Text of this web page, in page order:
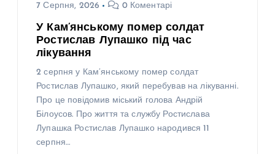
7 Серпня, 2026 0 Коментарі
У Кам’янському помер солдат
Ростислав Лупашко під час
лікування
2 серпня у Кам’янському помер солдат
Ростислав Лупашко, який перебував на лікуванні.
Про це повідомив міський голова Андрій
Білоусов. Про життя та службу Ростислава
Лупашка Ростислав Лупашко народився 11
серпня…